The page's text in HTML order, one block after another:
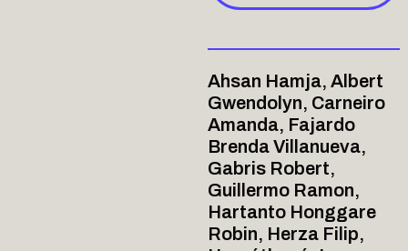
Ahsan Hamja, Albert
Gwendolyn, Carneiro
Amanda, Fajardo
Brenda Villanueva,
Gabris Robert,
Guillermo Ramon,
Hartanto Honggare
Robin, Herza Filip,